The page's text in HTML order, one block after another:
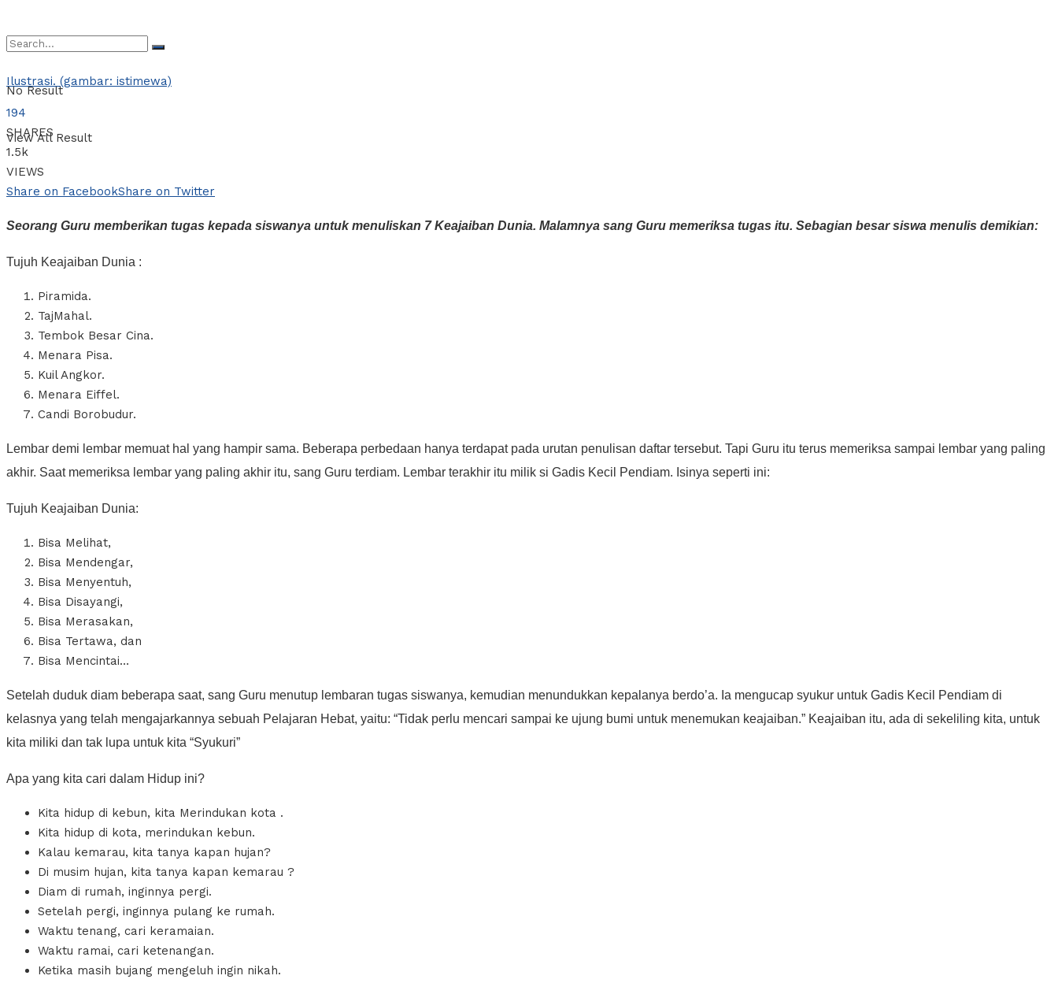
No Result
View All Result
Ilustrasi. (gambar: istimewa)
194
SHARES
1.5k
VIEWS
Share on FacebookShare on Twitter
Seorang Guru memberikan tugas kepada siswanya untuk menuliskan 7 Keajaiban Dunia. Malamnya sang Guru memeriksa tugas itu. Sebagian besar siswa menulis demikian:
Tujuh Keajaiban Dunia :
Piramida.
TajMahal.
Tembok Besar Cina.
Menara Pisa.
Kuil Angkor.
Menara Eiffel.
Candi Borobudur.
Lembar demi lembar memuat hal yang hampir sama. Beberapa perbedaan hanya terdapat pada urutan penulisan daftar tersebut. Tapi Guru itu terus memeriksa sampai lembar yang paling
akhir. Saat memeriksa lembar yang paling akhir itu, sang Guru terdiam. Lembar terakhir itu milik si Gadis Kecil Pendiam. Isinya seperti ini:
Tujuh Keajaiban Dunia:
Bisa Melihat,
Bisa Mendengar,
Bisa Menyentuh,
Bisa Disayangi,
Bisa Merasakan,
Bisa Tertawa, dan
Bisa Mencintai…
Setelah duduk diam beberapa saat, sang Guru menutup lembaran tugas siswanya, kemudian menundukkan kepalanya berdo’a. Ia mengucap syukur untuk Gadis Kecil Pendiam di
kelasnya yang telah mengajarkannya sebuah Pelajaran Hebat, yaitu: “Tidak perlu mencari sampai ke ujung bumi untuk menemukan keajaiban.” Keajaiban itu, ada di sekeliling kita, untuk
kita miliki dan tak lupa untuk kita “Syukuri”
Apa yang kita cari dalam Hidup ini?
Kita hidup di kebun, kita Merindukan kota .
Kita hidup di kota, merindukan kebun.
Kalau kemarau, kita tanya kapan hujan?
Di musim hujan, kita tanya kapan kemarau ?
Diam di rumah, inginnya pergi.
Setelah pergi, inginnya pulang ke rumah.
Waktu tenang, cari keramaian.
Waktu ramai, cari ketenangan.
Ketika masih bujang mengeluh ingin nikah.